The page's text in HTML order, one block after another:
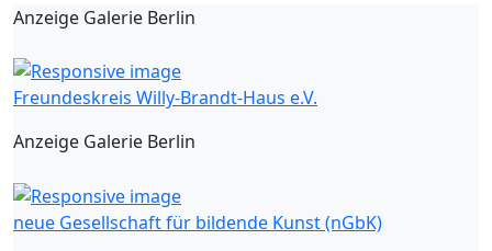
Anzeige Galerie Berlin
Freundeskreis Willy-Brandt-Haus e.V.
Anzeige Galerie Berlin
neue Gesellschaft für bildende Kunst (nGbK)